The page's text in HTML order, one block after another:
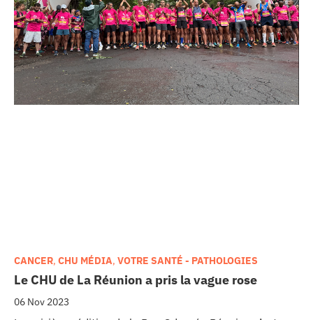
Le CHU de La Réunion a pris la vague rose
06 Nov 2023
CANCER, CHU MÉDIA, VOTRE SANTÉ - PATHOLOGIES